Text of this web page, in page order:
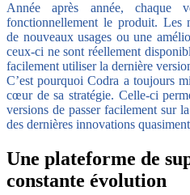
Année après année, chaque
fonctionnellement le produit. Les
de nouveaux usages ou une
ceux-ci ne sont réellement
facilement utiliser la dernière
C’est pourquoi Codra a toujours
cœur de sa stratégie. Celle-ci
versions de passer facilement sur
des dernières innovations
Une plateforme de
constante évolution